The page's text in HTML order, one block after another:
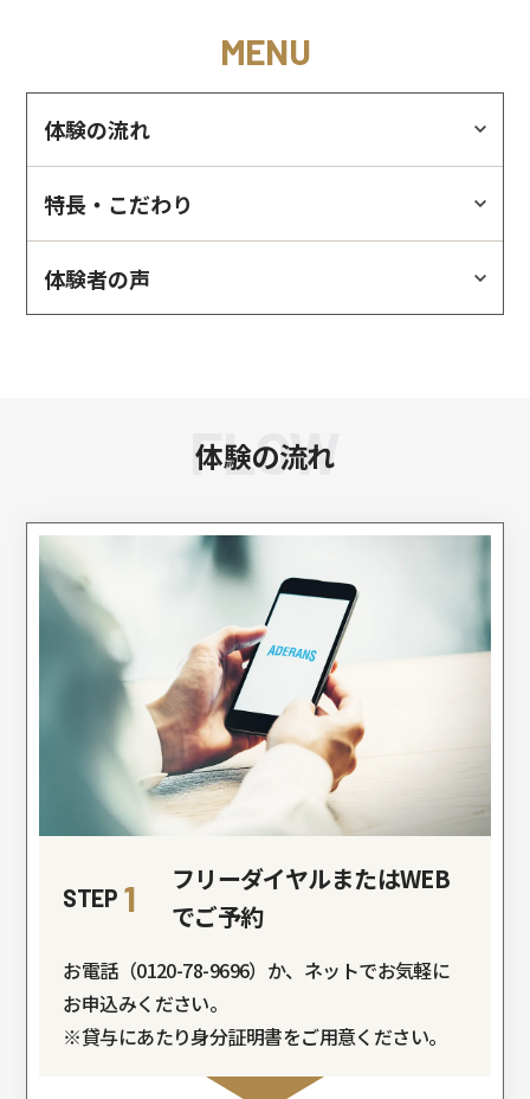
MENU
体験の流れ
特長・こだわり
体験者の声
FLOW
体験の流れ
STEP 1
フリーダイヤルまたはWEB
でご予約
お電話（0120-78-9696）か、ネットでお気軽に
お申込みください。
※貸与にあたり身分証明書をご用意ください。